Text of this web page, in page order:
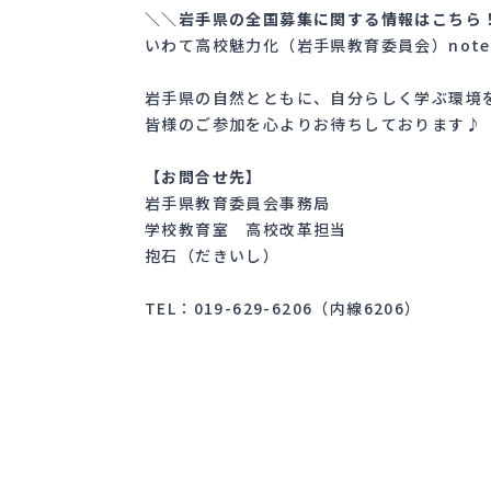
＼＼岩手県の全国募集に関する情報はこちら
いわて高校魅力化（岩手県教育委員会）note
岩手県の自然とともに、自分らしく学ぶ環境
皆様のご参加を心よりお待ちしております♪
【お問合せ先】
岩手県教育委員会事務局
学校教育室 高校改革担当
抱石（だきいし）
TEL：019-629-6206（内線6206）